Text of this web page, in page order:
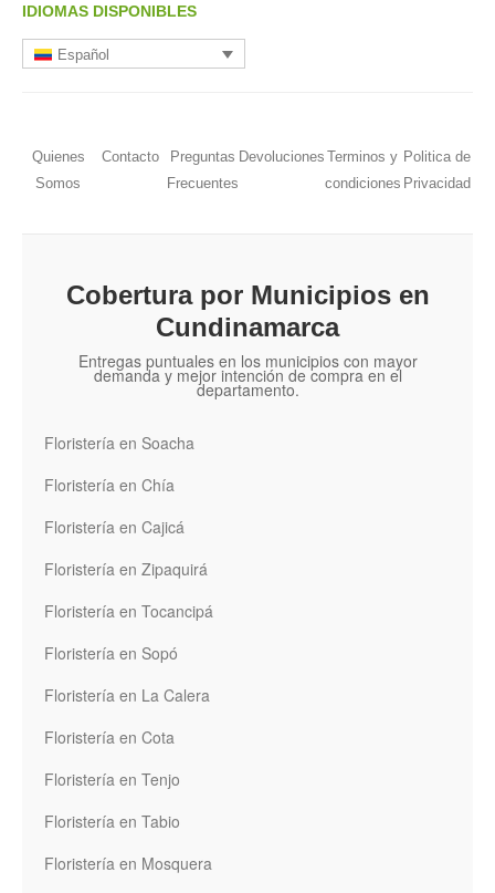
IDIOMAS DISPONIBLES
Español
Quienes
Somos
Contacto
Preguntas
Frecuentes
Devoluciones Terminos y
condiciones
Politica de
Privacidad
Cobertura por Municipios en
Cundinamarca
Entregas puntuales en los municipios con mayor
demanda y mejor intención de compra en el
departamento.
Floristería en Soacha
Floristería en Chía
Floristería en Cajicá
Floristería en Zipaquirá
Floristería en Tocancipá
Floristería en Sopó
Floristería en La Calera
Floristería en Cota
Floristería en Tenjo
Floristería en Tabio
Floristería en Mosquera